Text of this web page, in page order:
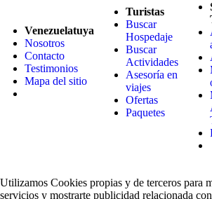
Venezuelatuya
Nosotros
Contacto
Testimonios
Mapa del sitio
Turistas
Buscar
Hospedaje
Buscar
Actividades
Asesoría en
viajes
Ofertas
Paquetes
Utilizamos Cookies propias y de terceros para
servicios y mostrarte publicidad relacionada